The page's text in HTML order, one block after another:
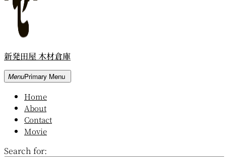
新発田屋 木材倉庫
MenuPrimary Menu
Home
About
Contact
Movie
Search for: